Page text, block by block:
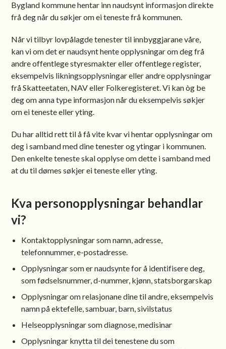
Bygland kommune hentar inn naudsynt informasjon direkte
frå deg når du søkjer om ei teneste frå kommunen.
Når vi tilbyr lovpålagde tenester til innbyggjarane våre,
kan vi om det er naudsynt hente opplysningar om deg frå
andre offentlege styresmakter eller offentlege register,
eksempelvis likningsopplysningar eller andre opplysningar
frå Skatteetaten, NAV eller Folkeregisteret. Vi kan òg be
deg om anna type informasjon når du eksempelvis søkjer
om ei teneste eller yting.
Du har alltid rett til å få vite kvar vi hentar opplysningar om
deg i samband med dine tenester og ytingar i kommunen.
Den enkelte teneste skal opplyse om dette i samband med
at du til dømes søkjer ei teneste eller yting.
Kva personopplysningar behandlar
vi?
Kontaktopplysningar som namn, adresse,
telefonnummer, e-postadresse.
Opplysningar som er naudsynte for å identifisere deg,
som fødselsnummer, d-nummer, kjønn, statsborgarskap
Opplysningar om relasjonane dine til andre, eksempelvis
namn på ektefelle, sambuar, barn, sivilstatus
Helseopplysningar som diagnose, medisinar
Opplysningar knytta til dei tenestene du som